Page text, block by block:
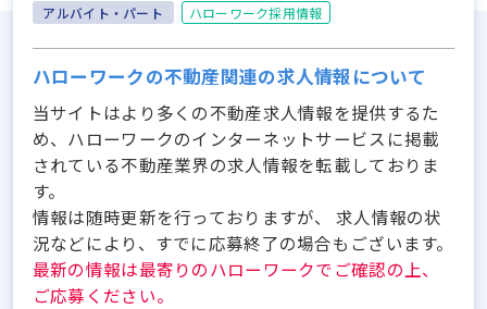
アルバイト・パート ハローワーク採用情報
ハローワークの不動産関連の求人情報について
当サイトはより多くの不動産求人情報を提供するた
め、ハローワークのインターネットサービスに掲載
されている不動産業界の求人情報を転載しておりま
す。
情報は随時更新を行っておりますが、 求人情報の状
況などにより、すでに応募終了の場合もございます。
最新の情報は最寄りのハローワークでご確認の上、
ご応募ください。